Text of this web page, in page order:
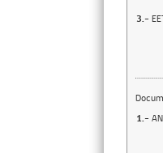
3.-
1.-